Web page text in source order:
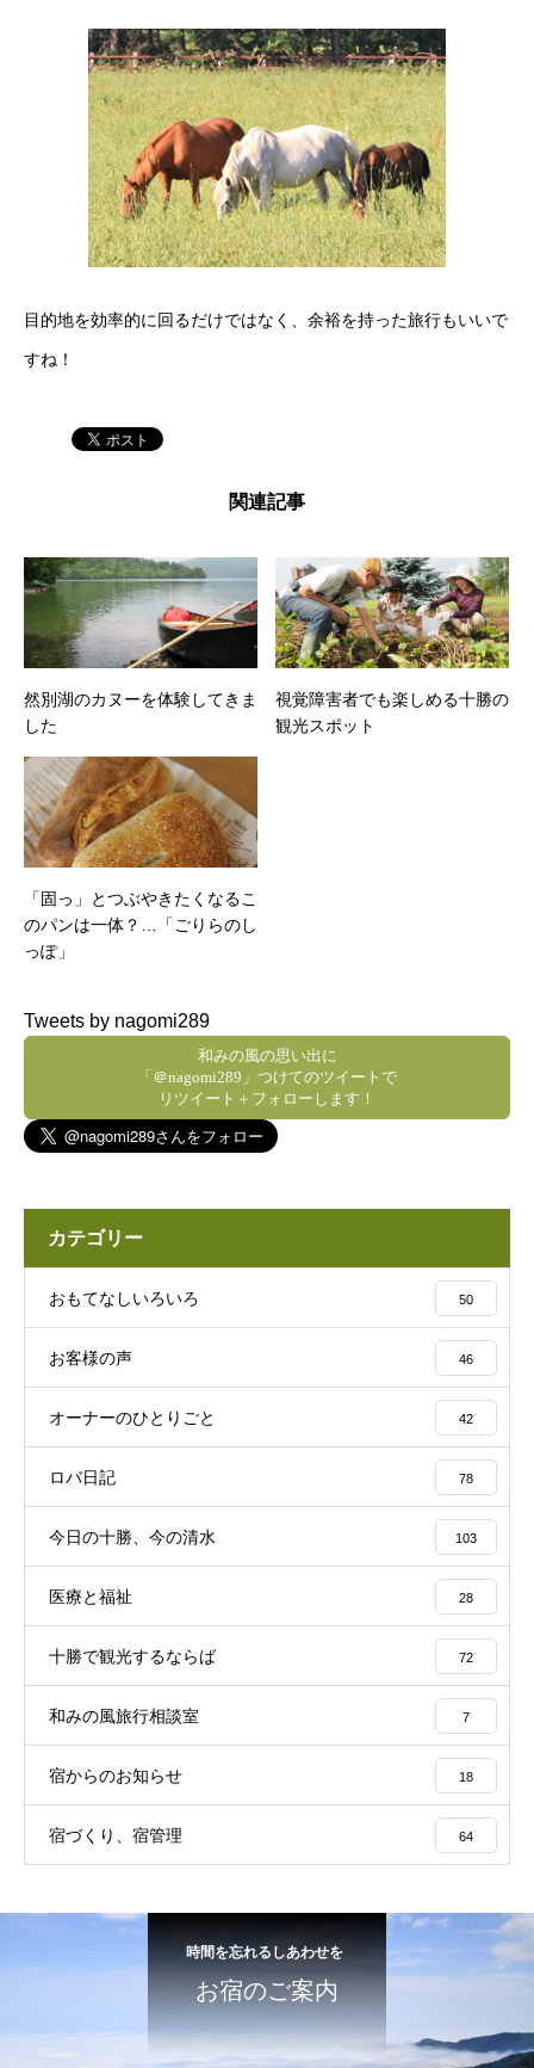
目的地を効率的に回るだけではなく、余裕を持った旅行もいいで
すね！
関連記事
然別湖のカヌーを体験してきま
した
視覚障害者でも楽しめる十勝の
観光スポット
「固っ」とつぶやきたくなるこ
のパンは一体？…「ごりらのし
っぽ」
Tweets by nagomi289
和みの風の思い出に
「＠nagomi289」つけてのツイートで
リツイート＋フォローします！
カテゴリー
おもてなしいろいろ 50
お客様の声 46
オーナーのひとりごと 42
ロバ日記 78
今日の十勝、今の清水 103
医療と福祉 28
十勝で観光するならば 72
和みの風旅行相談室 7
宿からのお知らせ 18
宿づくり、宿管理 64
時間を忘れるしあわせを
お宿のご案内